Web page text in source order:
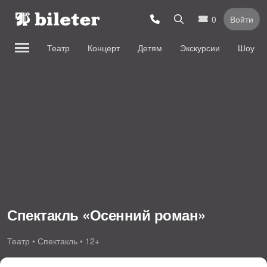
0 Войти
Театр Концерт Детям Экскурсии Шоу
Спектакль «Осенний роман»
Театр • Спектакль • 12+